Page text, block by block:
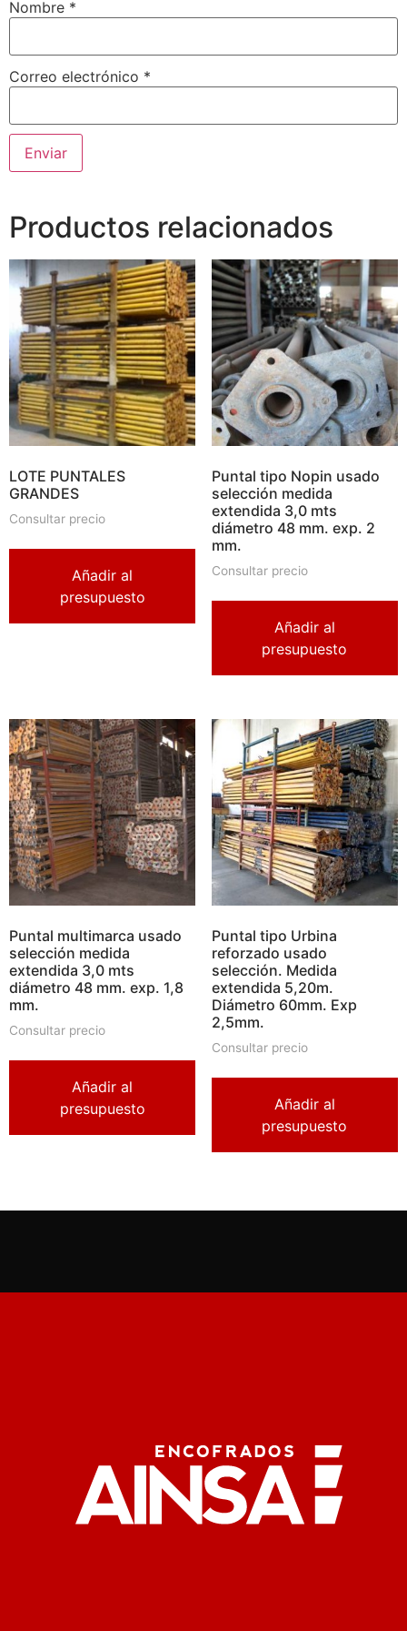
Nombre *
Correo electrónico *
Productos relacionados
LOTE PUNTALES
GRANDES
Consultar precio
Añadir al
presupuesto
Puntal tipo Nopin usado
selección medida
extendida 3,0 mts
diámetro 48 mm. exp. 2
mm.
Consultar precio
Añadir al
presupuesto
Puntal multimarca usado
selección medida
extendida 3,0 mts
diámetro 48 mm. exp. 1,8
mm.
Consultar precio
Añadir al
presupuesto
Puntal tipo Urbina
reforzado usado
selección. Medida
extendida 5,20m.
Diámetro 60mm. Exp
2,5mm.
Consultar precio
Añadir al
presupuesto